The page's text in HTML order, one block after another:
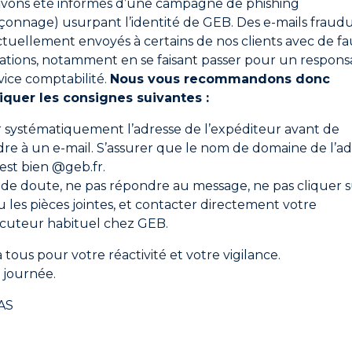
volets. • Rebouchage de fissures en intérieur.
en intérieur (enduit, ciment, plâtre, bois,
en prenant soin de serrer le mastic sur les rives du joint.
afin d’obtenir une bonne finition esthétique du joint.
moins 5 mm et de ne pas dépasser 25 mm. Pour les
la règle consistant à avoir une profondeur égale à la
un fond de joint.
recommandé d’avoir une surface de contact d’au
été informés d’une campagne de phishing
usurpant l’identité de GEB. Des e-mails
envoyés à certains de nos clients avec de
notamment en se faisant passer pour un
comptabilité. Nous vous recommandons donc
les consignes suivantes :
systématiquement l’adresse de l’expéditeur avant de
à un e-mail. S’assurer que le nom de domaine de
bien @geb.fr.
de doute, ne pas répondre au message, ne pas cliquer
les pièces jointes, et contacter directement votre
habituel chez GEB.
tous pour votre réactivité et votre vigilance.
journée.